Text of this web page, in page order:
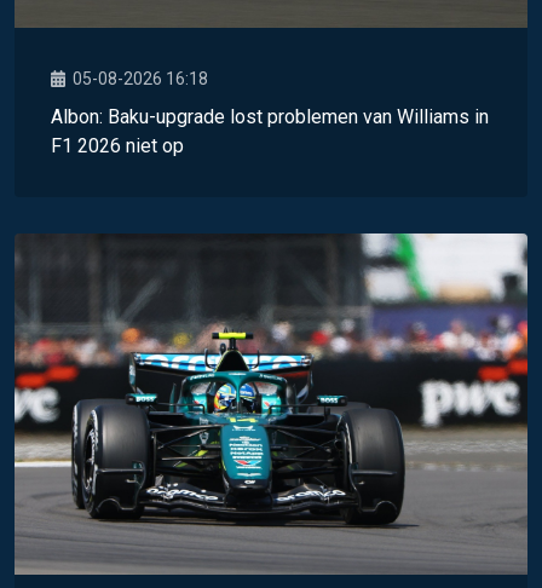
05-08-2026 16:18
Albon: Baku-upgrade lost problemen van Williams in
F1 2026 niet op